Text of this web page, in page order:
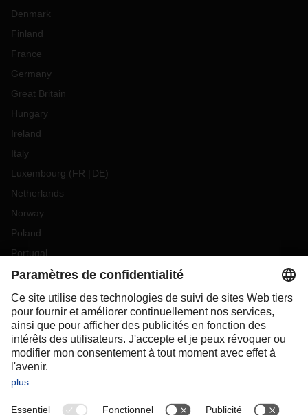
Denmark
Finland
France
Germany
Great Britain
Hungary
Ireland
Italy
Luxembourg (FR DE)
Netherlands
Norway
Poland
Portugal
Romania
Slovakia
Spain
Sweden
Switzerland(DE FR)
Turkey
OCEANIA